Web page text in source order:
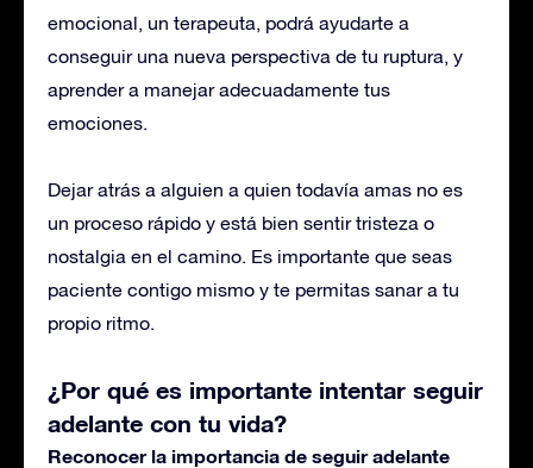
emocional, un terapeuta, podrá ayudarte a
conseguir una nueva perspectiva de tu ruptura, y
aprender a manejar adecuadamente tus
emociones.
Dejar atrás a alguien a quien todavía amas no es
un proceso rápido y está bien sentir tristeza o
nostalgia en el camino. Es importante que seas
paciente contigo mismo y te permitas sanar a tu
propio ritmo.
¿Por qué es importante intentar seguir
adelante con tu vida?
Reconocer la importancia de seguir adelante